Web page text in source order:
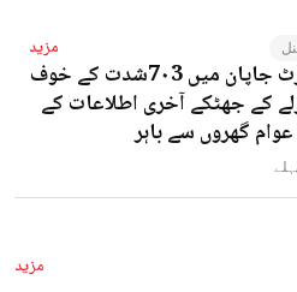
مزید
نیوز الرٹ جاپان میں 7۰3شدت کے خوف
کے جھٹکے آخری اطلاعات کے
گھروں سے باہر
مزید